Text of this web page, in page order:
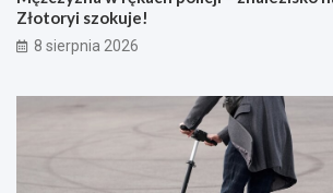
Złotoryi szokuje!
8 sierpnia 2026